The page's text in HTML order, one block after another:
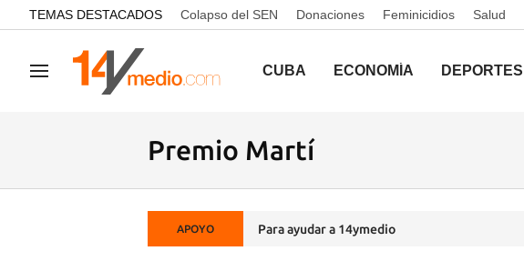
common.go-to-content
TEMAS DESTACADOS Colapso del SEN Donaciones Feminicidios Salud
Navegación CUBA ECONOMÍA DEPORTES
Premio Martí
APOYO Para ayudar a 14ymedio